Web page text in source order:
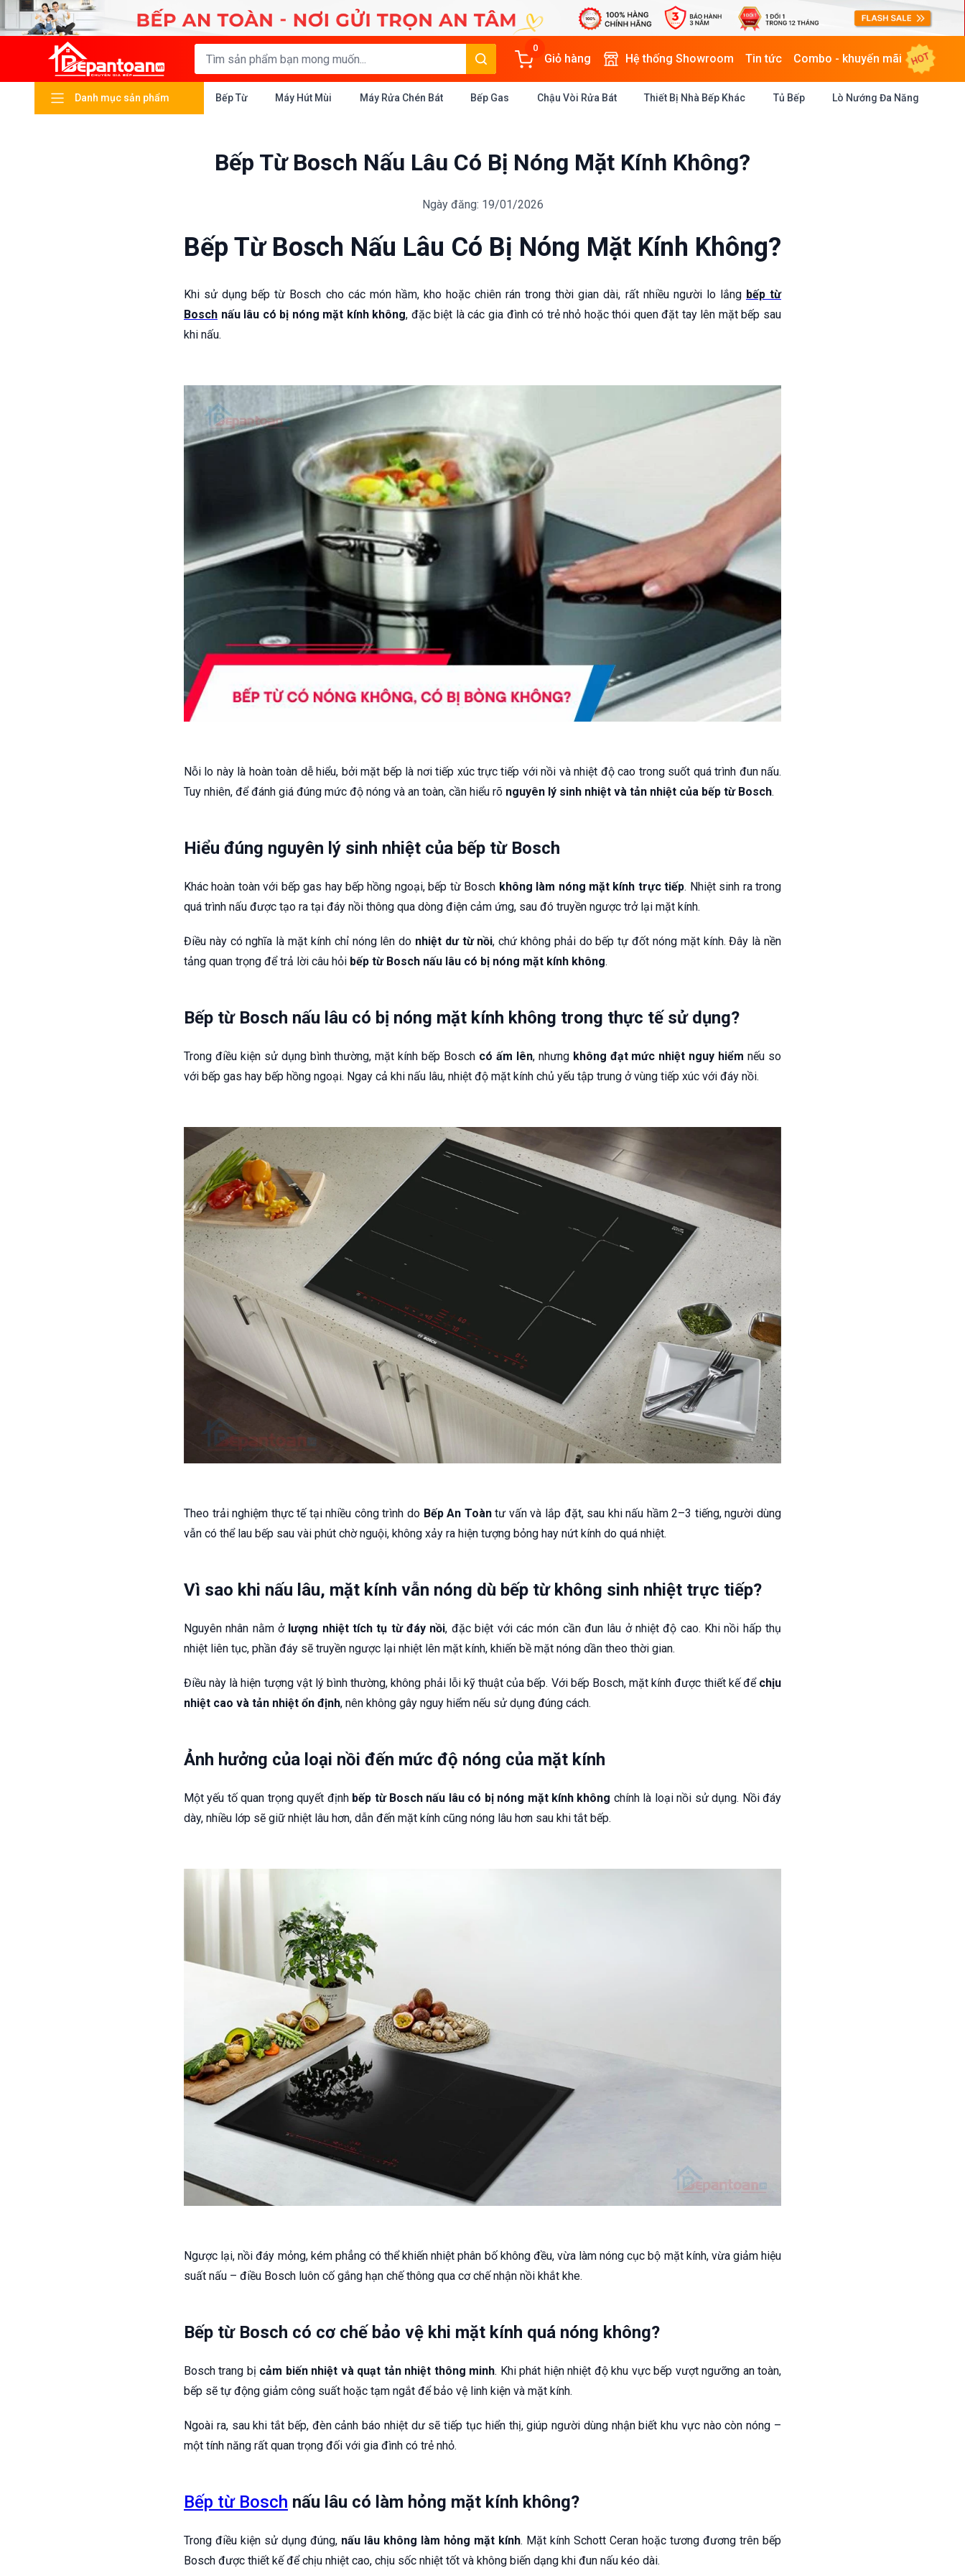
0
Giỏ hàng Hệ thống Showroom Tin tức Combo - khuyến mãi HOT
Danh mục sản phẩm Bếp Từ Máy Hút Mùi Máy Rửa Chén Bát Bếp Gas Chậu Vòi Rửa Bát Thiết Bị Nhà Bếp Khác Tủ Bếp Lò Nướng Đa Năng
Bếp Từ Bosch Nấu Lâu Có Bị Nóng Mặt Kính Không?
Ngày đăng: 19/01/2026
Bếp Từ Bosch Nấu Lâu Có Bị Nóng Mặt Kính Không?
Khi sử dụng bếp từ Bosch cho các món hầm, kho hoặc chiên rán trong thời gian dài, rất nhiều người lo lắng bếp từ
Bosch nấu lâu có bị nóng mặt kính không, đặc biệt là các gia đình có trẻ nhỏ hoặc thói quen đặt tay lên mặt bếp sau
khi nấu.
Nỗi lo này là hoàn toàn dễ hiểu, bởi mặt bếp là nơi tiếp xúc trực tiếp với nồi và nhiệt độ cao trong suốt quá trình đun nấu.
Tuy nhiên, để đánh giá đúng mức độ nóng và an toàn, cần hiểu rõ nguyên lý sinh nhiệt và tản nhiệt của bếp từ Bosch.
Hiểu đúng nguyên lý sinh nhiệt của bếp từ Bosch
Khác hoàn toàn với bếp gas hay bếp hồng ngoại, bếp từ Bosch không làm nóng mặt kính trực tiếp. Nhiệt sinh ra trong
quá trình nấu được tạo ra tại đáy nồi thông qua dòng điện cảm ứng, sau đó truyền ngược trở lại mặt kính.
Điều này có nghĩa là mặt kính chỉ nóng lên do nhiệt dư từ nồi, chứ không phải do bếp tự đốt nóng mặt kính. Đây là nền
tảng quan trọng để trả lời câu hỏi bếp từ Bosch nấu lâu có bị nóng mặt kính không.
Bếp từ Bosch nấu lâu có bị nóng mặt kính không trong thực tế sử dụng?
Trong điều kiện sử dụng bình thường, mặt kính bếp Bosch có ấm lên, nhưng không đạt mức nhiệt nguy hiểm nếu so
với bếp gas hay bếp hồng ngoại. Ngay cả khi nấu lâu, nhiệt độ mặt kính chủ yếu tập trung ở vùng tiếp xúc với đáy nồi.
Theo trải nghiệm thực tế tại nhiều công trình do Bếp An Toàntư vấn và lắp đặt, sau khi nấu hầm 2–3 tiếng, người dùng
vẫn có thể lau bếp sau vài phút chờ nguội, không xảy ra hiện tượng bỏng hay nứt kính do quá nhiệt.
Vì sao khi nấu lâu, mặt kính vẫn nóng dù bếp từ không sinh nhiệt trực tiếp?
Nguyên nhân nằm ở lượng nhiệt tích tụ từ đáy nồi, đặc biệt với các món cần đun lâu ở nhiệt độ cao. Khi nồi hấp thụ
nhiệt liên tục, phần đáy sẽ truyền ngược lại nhiệt lên mặt kính, khiến bề mặt nóng dần theo thời gian.
Điều này là hiện tượng vật lý bình thường, không phải lỗi kỹ thuật của bếp. Với bếp Bosch, mặt kính được thiết kế để chịu
nhiệt cao và tản nhiệt ổn định, nên không gây nguy hiểm nếu sử dụng đúng cách.
Ảnh hưởng của loại nồi đến mức độ nóng của mặt kính
Một yếu tố quan trọng quyết định bếp từ Bosch nấu lâu có bị nóng mặt kính không chính là loại nồi sử dụng. Nồi đáy
dày, nhiều lớp sẽ giữ nhiệt lâu hơn, dẫn đến mặt kính cũng nóng lâu hơn sau khi tắt bếp.
Ngược lại, nồi đáy mỏng, kém phẳng có thể khiến nhiệt phân bố không đều, vừa làm nóng cục bộ mặt kính, vừa giảm hiệu
suất nấu – điều Bosch luôn cố gắng hạn chế thông qua cơ chế nhận nồi khắt khe.
Bếp từ Bosch có cơ chế bảo vệ khi mặt kính quá nóng không?
Bosch trang bị cảm biến nhiệt và quạt tản nhiệt thông minh. Khi phát hiện nhiệt độ khu vực bếp vượt ngưỡng an toàn,
bếp sẽ tự động giảm công suất hoặc tạm ngắt để bảo vệ linh kiện và mặt kính.
Ngoài ra, sau khi tắt bếp, đèn cảnh báo nhiệt dư sẽ tiếp tục hiển thị, giúp người dùng nhận biết khu vực nào còn nóng –
một tính năng rất quan trọng đối với gia đình có trẻ nhỏ.
Bếp từ Bosch nấu lâu có làm hỏng mặt kính không?
Trong điều kiện sử dụng đúng, nấu lâu không làm hỏng mặt kính. Mặt kính Schott Ceran hoặc tương đương trên bếp
Bosch được thiết kế để chịu nhiệt cao, chịu sốc nhiệt tốt và không biến dạng khi đun nấu kéo dài.